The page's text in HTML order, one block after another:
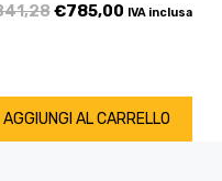
€785,00 IVA inclusa
AGGIUNGI AL CARRELLO